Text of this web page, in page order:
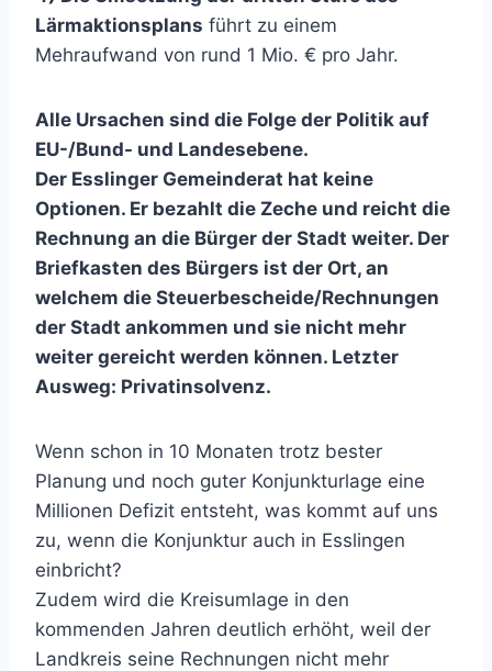
Lärmaktionsplans führt zu einem
Mehraufwand von rund 1 Mio. € pro Jahr.
Alle Ursachen sind die Folge der Politik auf
EU-/Bund- und Landesebene.
Der Esslinger Gemeinderat hat keine
Optionen. Er bezahlt die Zeche und reicht die
Rechnung an die Bürger der Stadt weiter. Der
Briefkasten des Bürgers ist der Ort, an
welchem die Steuerbescheide/Rechnungen
der Stadt ankommen und sie nicht mehr
weiter gereicht werden können. Letzter
Ausweg: Privatinsolvenz.
Wenn schon in 10 Monaten trotz bester
Planung und noch guter Konjunkturlage eine
Millionen Defizit entsteht, was kommt auf uns
zu, wenn die Konjunktur auch in Esslingen
einbricht?
Zudem wird die Kreisumlage in den
kommenden Jahren deutlich erhöht, weil der
Landkreis seine Rechnungen nicht mehr